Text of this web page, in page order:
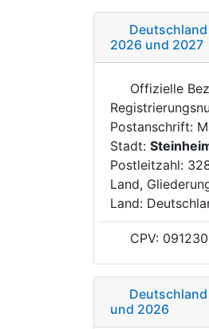
2026 und 2027
Offizielle
Postanschrift:
Stadt:
Postleitzahl:
Land,
Land:
CPV:
und 2026